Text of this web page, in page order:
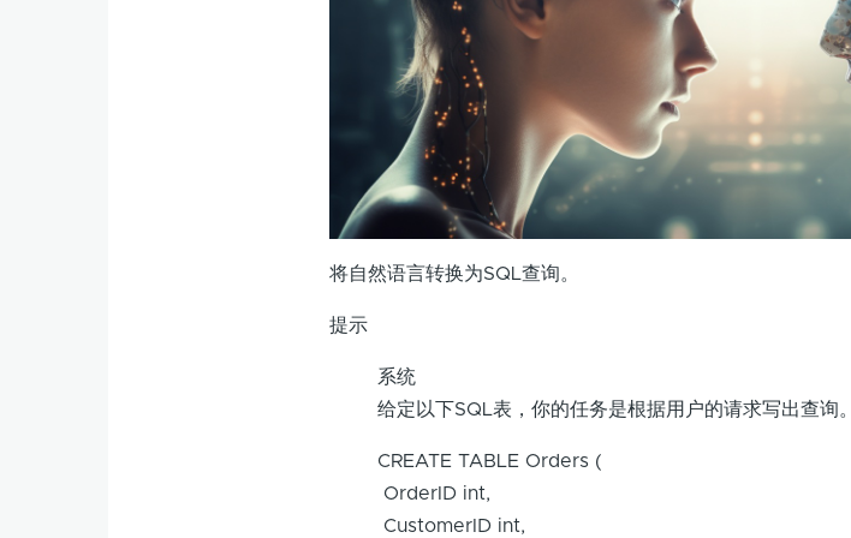
将自然语言转换为SQL查询。
提示
系统
给定以下SQL表，你的任务是根据用户的请求写出查询。
CREATE TABLE Orders (
OrderID int,
CustomerID int,